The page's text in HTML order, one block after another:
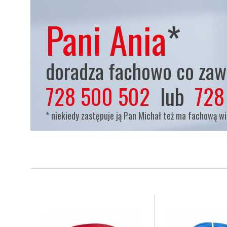
Pani Ania*
doradza fachowo co
728 500 502 lub
* niekiedy zastępuje ją Pan Michał też ma fachową